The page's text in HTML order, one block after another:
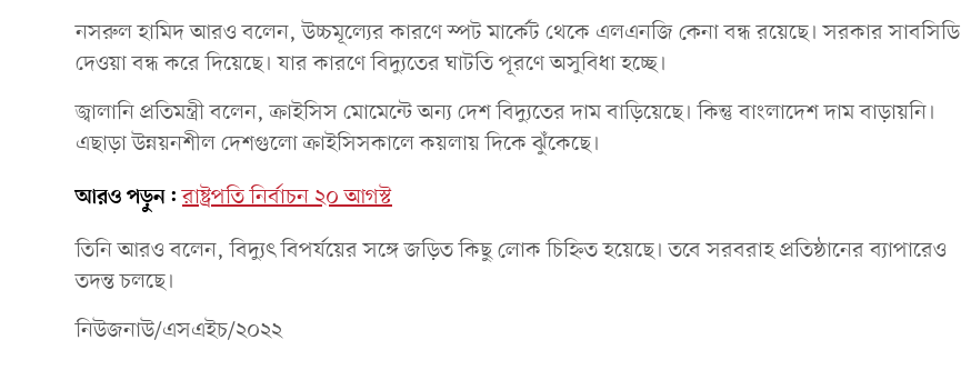
নসরুল হামিদ আরও বলেন, উচ্চমূল্যের কারণে স্পট মার্কেট থেকে এলএনজি কেনা বন্ধ রয়েছে। সরকার সাবসিডি
দেওয়া বন্ধ করে দিয়েছে। যার কারণে বিদ্যুতের ঘাটতি পূরণে অসুবিধা হচ্ছে।
জ্বালানি প্রতিমন্ত্রী বলেন, ক্রাইসিস মোমেন্টে অন্য দেশ বিদ্যুতের দাম বাড়িয়েছে। কিন্তু বাংলাদেশ দাম বাড়ায়নি।
এছাড়া উন্নয়নশীল দেশগুলো ক্রাইসিসকালে কয়লায় দিকে ঝুঁকেছে।
আরও পড়ুন: রাষ্ট্রপতি নির্বাচন ২০ আগস্ট
তিনি আরও বলেন, বিদ্যুৎ বিপর্যয়ের সঙ্গে জড়িত কিছু লোক চিহ্নিত হয়েছে। তবে সরবরাহ প্রতিষ্ঠানের ব্যাপারেও
তদন্ত চলছে।
নিউজনাউ/এসএইচ/২০২২